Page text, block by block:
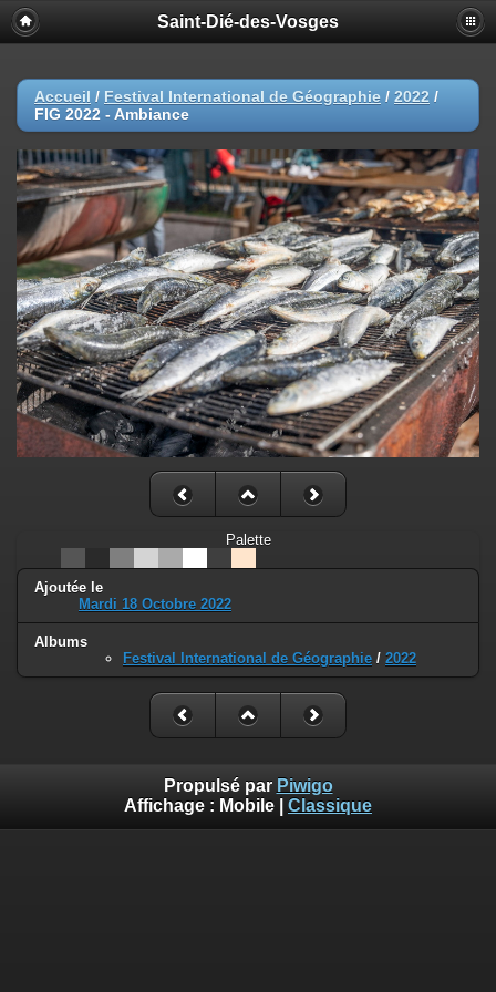
Saint-Dié-des-Vosges
Accueil / Festival International de Géographie / 2022 /
FIG 2022 - Ambiance
Palette
Ajoutée le
Mardi 18 Octobre 2022
Albums
Festival International de Géographie / 2022
Propulsé par Piwigo
Affichage : Mobile Classique